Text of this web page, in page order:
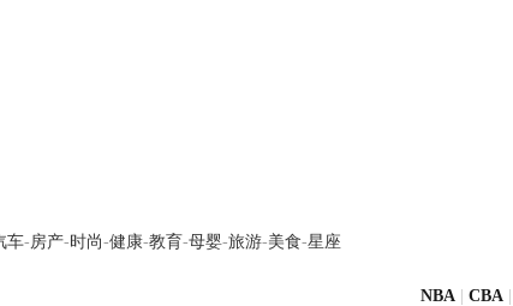
车-房产-时尚-健康-教育-母婴-旅游-美食-星座
NBA CBA